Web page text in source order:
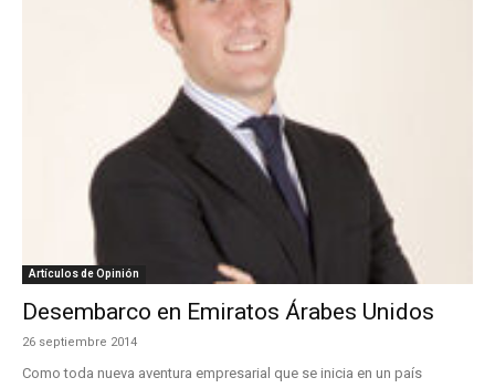
Artículos de Opinión
Desembarco en Emiratos Árabes Unidos
26 septiembre 2014
Como toda nueva aventura empresarial que se inicia en un país